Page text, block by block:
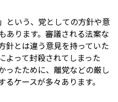
という、党としての方針や意
あります。審議される法案な
針とは違う意見を持っていた
よって封殺されてしまった
ったために、離党などの厳し
ケースが多々あります。